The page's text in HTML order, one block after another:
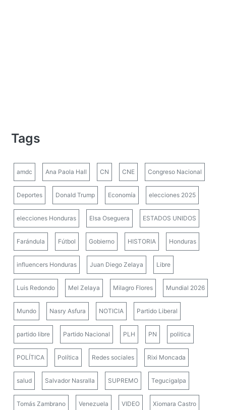
Tags
amdc Ana Paola Hall CN CNE Congreso Nacional
Deportes Donald Trump Economía elecciones 2025
elecciones Honduras Elsa Oseguera ESTADOS UNIDOS
Farándula Fútbol Gobierno HISTORIA Honduras
influencers Honduras Juan Diego Zelaya Libre
Luis Redondo Mel Zelaya Milagro Flores Mundial 2026
Mundo Nasry Asfura NOTICIA Partido Liberal
partido libre Partido Nacional PLH PN politica
POLÍTICA Política Redes sociales Rixi Moncada
salud Salvador Nasralla SUPREMO Tegucigalpa
Tomás Zambrano Venezuela VIDEO Xiomara Castro